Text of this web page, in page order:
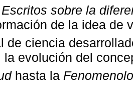
Escritos sobre la
de la idea de
de ciencia
la evolución del
hasta la